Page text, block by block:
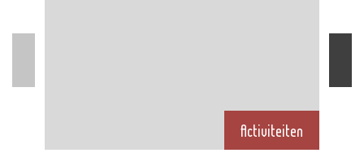
Activiteiten